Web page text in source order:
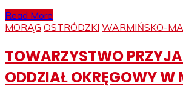
Read More
MORĄG OSTRÓDZKI WARMIŃSKO-
TOWARZYSTWO
ODDZIAŁ OKRĘGOWY W